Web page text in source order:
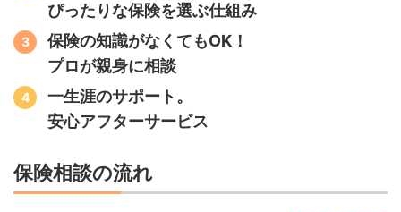
ぴったりな保険を選ぶ仕組み
保険の知識がなくてもOK！
プロが親身に相談
一生涯のサポート。
安心アフターサービス
保険相談の流れ